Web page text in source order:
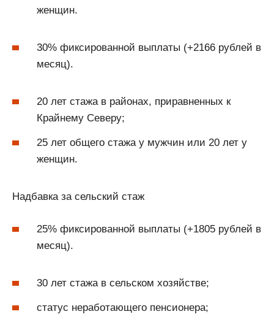
женщин.
30% фиксированной выплаты (+2166 рублей в
месяц).
20 лет стажа в районах, приравненных к
Крайнему Северу;
25 лет общего стажа у мужчин или 20 лет у
женщин.
Надбавка за сельский стаж
25% фиксированной выплаты (+1805 рублей в
месяц).
30 лет стажа в сельском хозяйстве;
статус неработающего пенсионера;